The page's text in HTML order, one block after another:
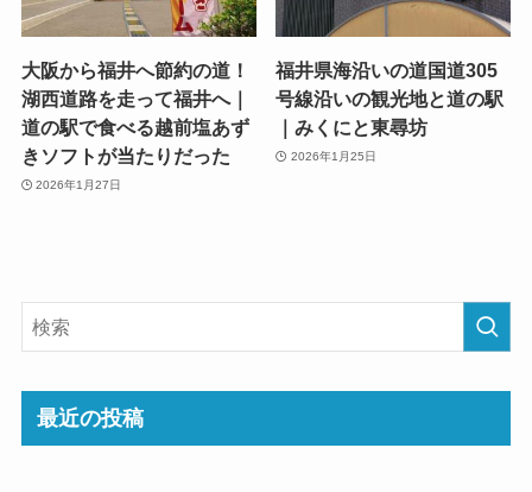
大阪から福井へ節約の道！
湖西道路を走って福井へ｜
道の駅で食べる越前塩あず
きソフトが当たりだった
2026年1月27日
福井県海沿いの道国道305
号線沿いの観光地と道の駅
｜みくにと東尋坊
2026年1月25日
最近の投稿